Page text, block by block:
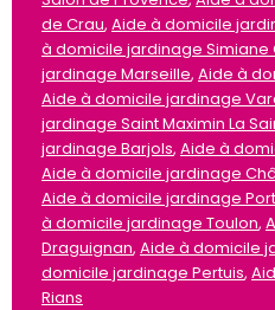
de Crau, Aide à domicile
à domicile jardinage Simiane
jardinage Marseille, Aide à
Aide à domicile jardinage
jardinage Saint Maximin La
jardinage Barjols, Aide à
Aide à domicile jardinage
Aide à domicile jardinage
à domicile jardinage Toulon,
Draguignan, Aide à domicile
domicile jardinage Pertuis,
Rians